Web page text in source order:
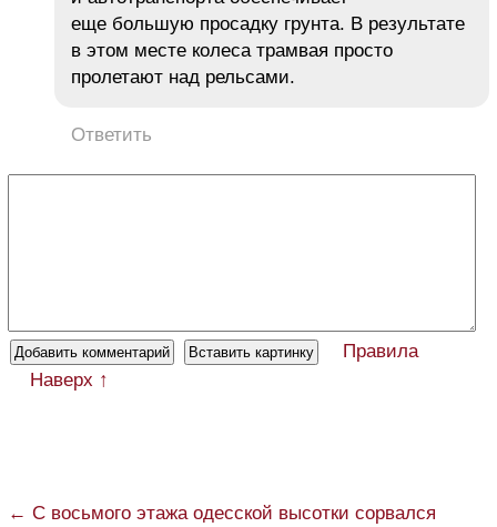
еще большую просадку грунта. В результате
в этом месте колеса трамвая просто
пролетают над рельсами.
Ответить
Правила
Наверх ↑
← С восьмого этажа одесской высотки сорвался